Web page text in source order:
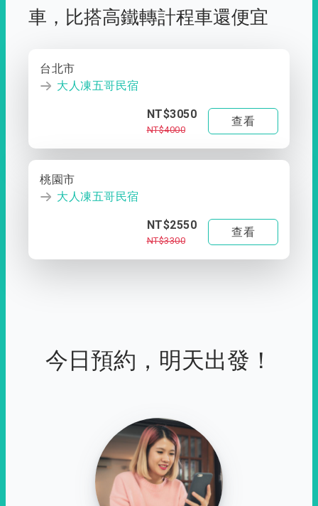
車， 比搭高鐵轉計程車還便宜
台北市
大人凍五哥民宿
NT$3050
NT$4000
查看
桃園市
大人凍五哥民宿
NT$2550
NT$3300
查看
今日預約，明天出發！